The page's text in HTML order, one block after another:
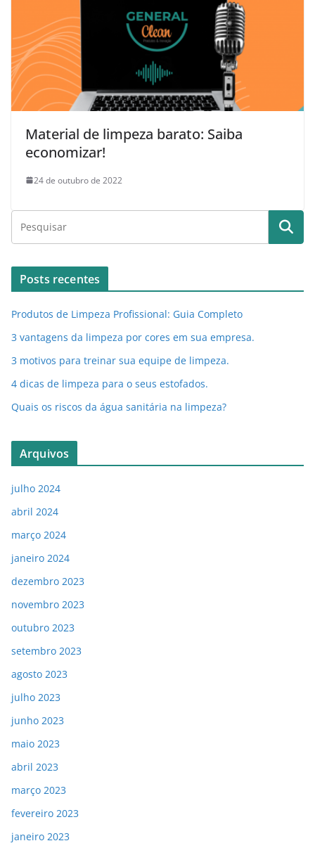
Material de limpeza barato: Saiba
economizar!
24 de outubro de 2022
Posts recentes
Produtos de Limpeza Profissional: Guia Completo
3 vantagens da limpeza por cores em sua empresa.
3 motivos para treinar sua equipe de limpeza.
4 dicas de limpeza para o seus estofados.
Quais os riscos da água sanitária na limpeza?
Arquivos
julho 2024
abril 2024
março 2024
janeiro 2024
dezembro 2023
novembro 2023
outubro 2023
setembro 2023
agosto 2023
julho 2023
junho 2023
maio 2023
abril 2023
março 2023
fevereiro 2023
janeiro 2023